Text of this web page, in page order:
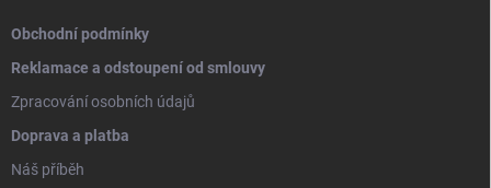
Obchodní podmínky
Reklamace a odstoupení od smlouvy
Zpracování osobních údajů
Doprava a platba
Náš příběh